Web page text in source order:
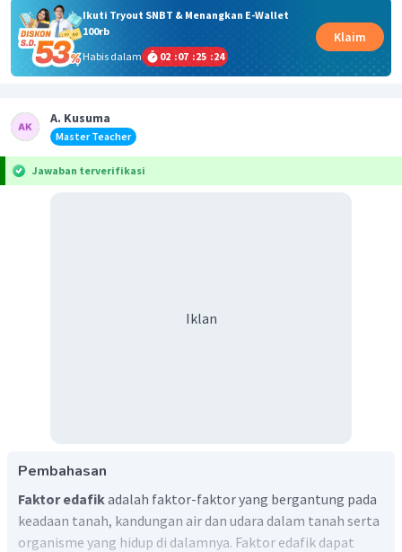
Ikuti Tryout SNBT & Menangkan E-Wallet
100rb
Habis dalam
02 :07 :25 :24
Klaim
A. Kusuma
Master Teacher
Jawaban terverifikasi
Iklan
Pembahasan
Faktor edafikadalah faktor-faktor yang bergantung pada
keadaan tanah, kandungan air dan udara dalam tanah serta
organisme yang hidup di dalamnya. Faktor edafik dapat